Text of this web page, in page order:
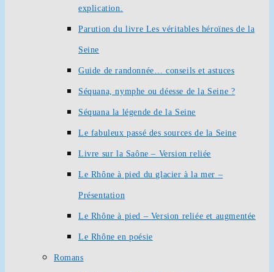
explication.
Parution du livre Les véritables héroïnes de la
Seine
Guide de randonnée… conseils et astuces
Séquana, nymphe ou déesse de la Seine ?
Séquana la légende de la Seine
Le fabuleux passé des sources de la Seine
Livre sur la Saône – Version reliée
Le Rhône à pied du glacier à la mer –
Présentation
Le Rhône à pied – Version reliée et augmentée
Le Rhône en poésie
Romans